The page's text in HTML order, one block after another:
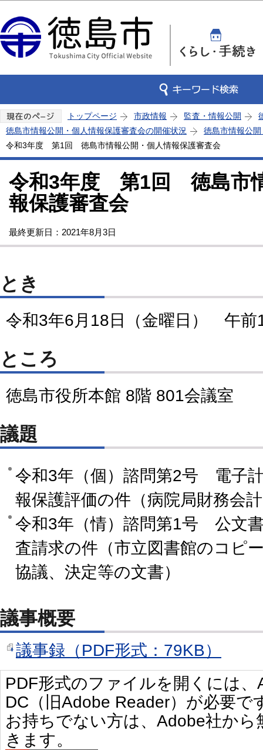
トップページ 市政情報 監査・情報公開
徳島市情報公開・個人情報保護審査会の開催状況
徳島市情報公
令和3年度 第1回 徳島市情報公開・個人情報保護審査会
令和3年度 第1回 徳島市
報保護審査会
最終更新日：2021年8月3日
とき
令和3年6月18日（金曜日） 午前
ところ
徳島市役所本館 8階 801会議室
議題
令和3年（個）諮問第2号 電子
報保護評価の件（病院局財務会
令和3年（情）諮問第1号 公文
査請求の件（市立図書館のコピ
協議、決定等の文書）
議事概要
議事録（PDF形式：79KB）
PDF形式のファイルを開くには
DC（旧Adobe Reader）が必要で
お持ちでない方は、Adobe社か
きます。